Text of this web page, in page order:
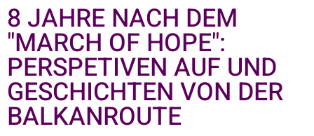
8 JAHRE NACH DEM
"MARCH OF HOPE":
PERSPETIVEN AUF UND
GESCHICHTEN VON DER
BALKANROUTE